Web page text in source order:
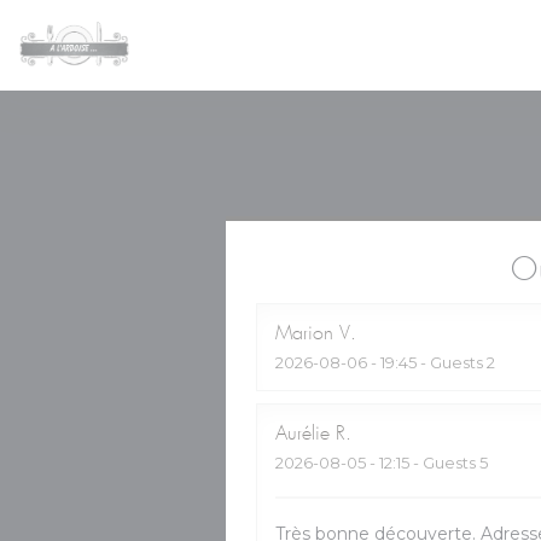
Marion V
2026-08-06 - 19:45 - Guests 2
Aurélie R
2026-08-05 - 12:15 - Guests 5
Très bonne découverte.